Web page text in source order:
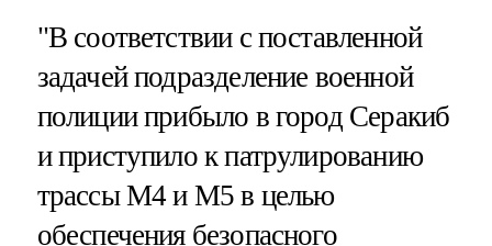
"В соответствии с поставленной
задачей подразделение военной
полиции прибыло в город Серакиб
и приступило к патрулированию
трассы М4 и М5 в целью
обеспечения безопасного